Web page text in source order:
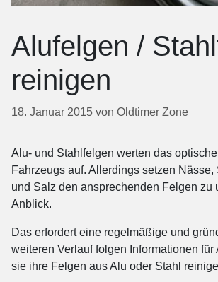
Alufelgen /
reinigen
18. Januar 2015 von Oldtimer Zone
Alu- und Stahlfelgen werten das
Fahrzeugs auf. Allerdings setzen
und Salz den ansprechenden Felgen zu
Anblick.
Das erfordert eine regelmäßige und
weiteren Verlauf folgen Informationen für
sie ihre Felgen aus Alu oder Stahl